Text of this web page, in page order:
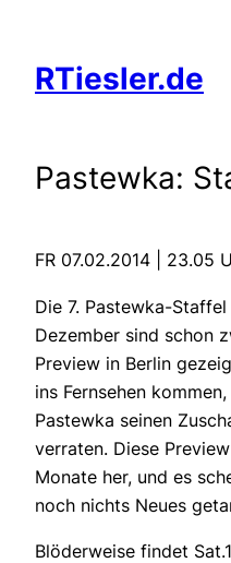
springen
RTiesler.de
Pastewka:
FR 07.02.2014 | 23.05
Die 7. Pastewka-
Dezember sind schon
Preview in Berlin
ins Fernsehen
Pastewka seinen
verraten. Diese
Monate her, und es
noch nichts Neues
Blöderweise findet